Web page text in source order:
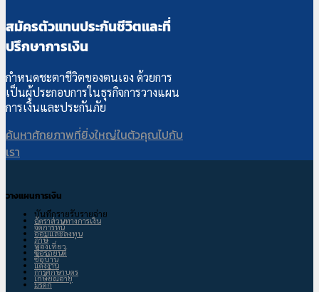
สมัครตัวแทนประกันชีวิตและที่
ปรึกษาการเงิน
กำหนดชะตาชีวิตของตนเอง ด้วยการ
เป็นผู้ประกอบการในธุรกิจการวางแผน
การเงินและประกันภัย
ค้นหาศักยภาพที่ยิ่งใหญ่ในตัวคุณไปกับ
เรา
วางแผนการเงิน
บันทึกรายรับรายจ่าย
อัตราส่วนทางการเงิน
จัดการหนี้
ออมและลงทุน
ภาษี
ท่องเที่ยว
ซื้อรถยนต์
ซื้อบ้าน
แต่งงาน
การศึกษาบุตร
เกษียณอายุ
มรดก